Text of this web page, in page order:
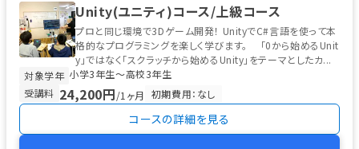
Unity(ユニティ)コース/上級コース
プロと同じ環境で3Dゲーム開発！ UnityでC#言語を使って本
格的なプログラミングを楽しく学びます。 「0から始めるUnit
y」ではなく「スクラッチから始めるUnity」をテーマとしたカ...
対象学年 小学3年生〜高校3年生
受講料 24,200円/1ヶ月 初期費用：なし
コースの詳細を見る